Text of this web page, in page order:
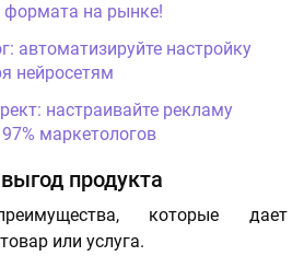
формата на рынке!
автоматизируйте настройку
нейросетям
настраивайте рекламу
маркетологов
продукта
которые дает
или услуга.